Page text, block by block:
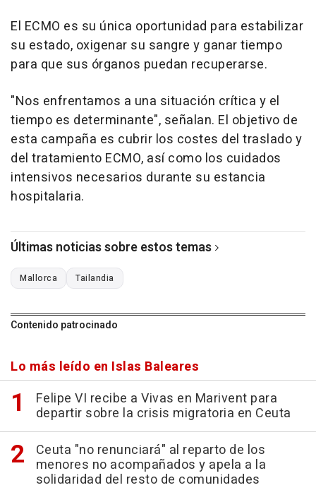
El ECMO es su única oportunidad para estabilizar
su estado, oxigenar su sangre y ganar tiempo
para que sus órganos puedan recuperarse.
"Nos enfrentamos a una situación crítica y el
tiempo es determinante", señalan. El objetivo de
esta campaña es cubrir los costes del traslado y
del tratamiento ECMO, así como los cuidados
intensivos necesarios durante su estancia
hospitalaria.
Últimas noticias sobre estos temas
Mallorca Tailandia
Contenido patrocinado
Lo más leído en Islas Baleares
Felipe VI recibe a Vivas en Marivent para
departir sobre la crisis migratoria en Ceuta
Ceuta "no renunciará" al reparto de los
menores no acompañados y apela a la
solidaridad del resto de comunidades